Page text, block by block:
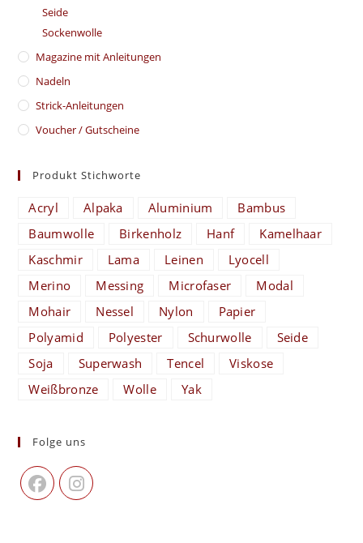
Seide
Sockenwolle
Magazine mit Anleitungen
Nadeln
Strick-Anleitungen
Voucher / Gutscheine
Produkt Stichworte
Acryl Alpaka Aluminium
Bambus
Baumwolle
Birkenholz Hanf
Kamelhaar
Kaschmir
Lama Leinen
Lyocell
Merino
Messing Microfaser
Modal
Mohair
Nessel Nylon
Papier
Polyamid
Polyester Schurwolle
Seide
Soja
Superwash Tencel
Viskose
Weißbronze
Wolle Yak
Folge uns